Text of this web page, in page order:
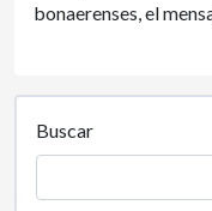
bonaerenses, el
Buscar